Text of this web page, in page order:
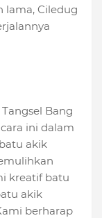
lama, Ciledug
Bang
ini dalam
akik
kreatif batu
akik
berharap